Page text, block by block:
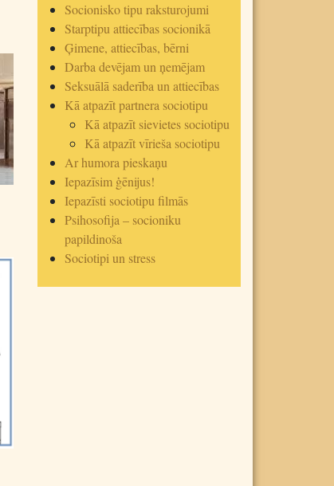
Socionisko tipu raksturojumi
Starptipu attiecības socionikā
Ģimene, attiecības, bērni
Darba devējam un ņemējam
Seksuālā saderība un attiecības
Kā atpazīt partnera sociotipu
Kā atpazīt sievietes sociotipu
Kā atpazīt vīrieša sociotipu
Ar humora pieskaņu
Iepazīsim ģēnijus!
Iepazīsti sociotipu filmās
Psihosofija – socioniku
papildinoša
Sociotipi un stress